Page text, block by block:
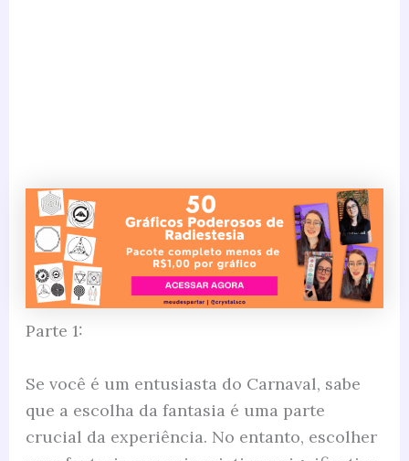
Parte 1:
Se você é um entusiasta do Carnaval, sabe
que a escolha da fantasia é uma parte
crucial da experiência. No entanto, escolher